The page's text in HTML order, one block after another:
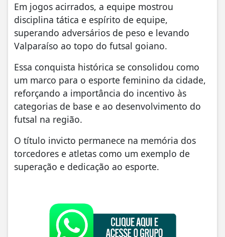
Em jogos acirrados, a equipe mostrou
disciplina tática e espírito de equipe,
superando adversários de peso e levando
Valparaíso ao topo do futsal goiano.
Essa conquista histórica se consolidou como
um marco para o esporte feminino da cidade,
reforçando a importância do incentivo às
categorias de base e ao desenvolvimento do
futsal na região.
O título invicto permanece na memória dos
torcedores e atletas como um exemplo de
superação e dedicação ao esporte.